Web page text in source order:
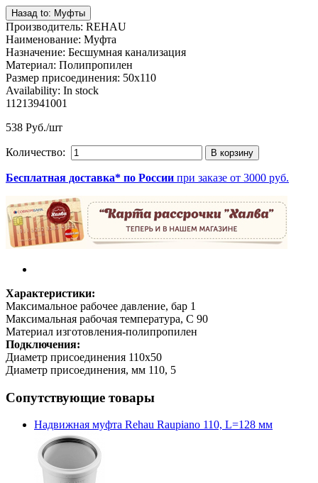
Производитель: REHAU
Наименование: Муфта
Назначение: Бесшумная канализация
Материал: Полипропилен
Размер присоединения: 50х110
Availability: In stock
11213941001
538 Руб./шт
Количество:
Бесплатная доставка* по России при заказе от 3000 руб.
Характеристики:
Максимальное рабочее давление, бар 1
Максимальная рабочая температура, С 90
Материал изготовления-полипропилен
Подключения:
Диаметр присоединения 110х50
Диаметр присоединения, мм 110, 5
Сопутствующие товары
Надвижная муфта Rehau Raupiano 110, L=128 мм